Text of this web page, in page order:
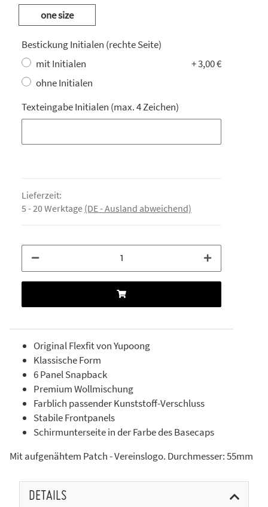
one size
Bestickung Initialen (rechte Seite)
mit Initialen
+ 3,00 €
ohne Initialen
Texteingabe Initialen (max. 4 Zeichen)
Lieferzeit:
5 - 20 Werktage (DE - Ausland abweichend)
Original Flexfit von Yupoong
Klassische Form
6 Panel Snapback
Premium Wollmischung
Farblich passender Kunststoff-Verschluss
Stabile Frontpanels
Schirmunterseite in der Farbe des Basecaps
Mit aufgenähtem Patch - Vereinslogo. Durchmesser: 55mm
DETAILS